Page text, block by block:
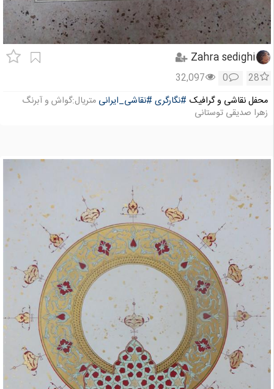
Zahra sedighi
28
0
32,097
محفل نقاشی و گرافیک #نگارگری #نقاشی_ایرانی متریال:گواش و آبرنگ
زهرا صدیقی توستانی